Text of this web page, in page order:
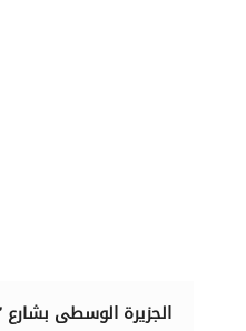
الجزيرة الوسطى بشارع ٢٣ ديسمبر